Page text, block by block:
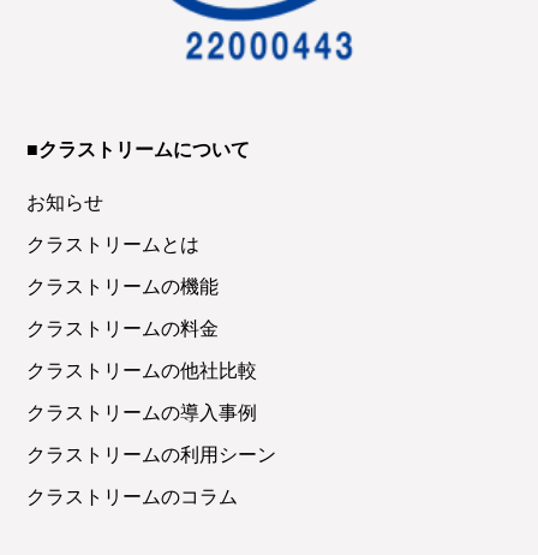
■クラストリームについて
お知らせ
クラストリームとは
クラストリームの機能
クラストリームの料金
クラストリームの他社比較
クラストリームの導入事例
クラストリームの利用シーン
クラストリームのコラム